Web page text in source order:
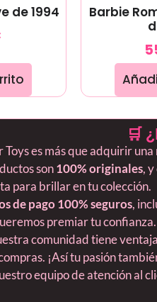
de 1994
Barbie
🛒
es más que adquirir
son100% originales,
para brillar en tu colección.
de pago 100% seguros,
premiar tu confianza.
comunidad tiene
¡Así tu pasión
equipo de atención al